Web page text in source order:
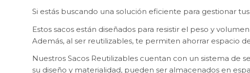
Si estás buscando una solución eficiente para gestionar
Estos sacos están diseñados para resistir el peso y
Además, al ser reutilizables, te permiten ahorrar espacio
Nuestros Sacos Reutilizables cuentan con un sistema de
su diseño y materialidad, pueden ser almacenados en